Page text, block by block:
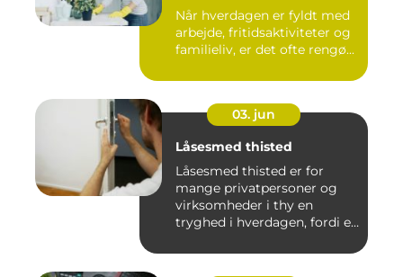
Når hverdagen er fyldt med
arbejde, fritidsaktiviteter og
familieliv, er det ofte rengø...
03. jun
Låsesmed thisted
Låsesmed thisted er for
mange privatpersoner og
virksomheder i thy en
tryghed i hverdagen, fordi en